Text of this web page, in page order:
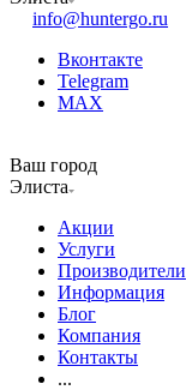
info@huntergo.ru
Вконтакте
Telegram
MAX
Ваш город
Элиста
Акции
Услуги
Производители
Информация
Блог
Компания
Контакты
...